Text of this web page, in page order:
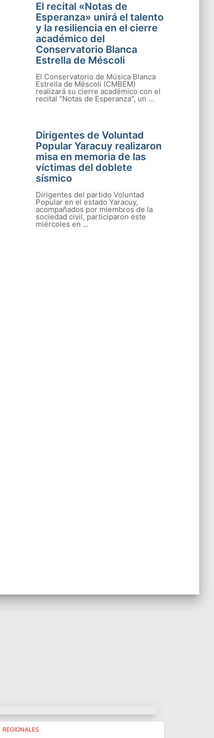
El recital «Notas de
Esperanza» unirá el talento
y la resiliencia en el cierre
académico del
Conservatorio Blanca
Estrella de Méscoli
El Conservatorio de Música Blanca
Estrella de Méscoli (CMBEM)
realizará su cierre académico con el
recital "Notas de Esperanza", un ...
Dirigentes de Voluntad
Popular Yaracuy realizaron
misa en memoria de las
víctimas del doblete
sísmico
Dirigentes del partido Voluntad
Popular en el estado Yaracuy,
acompañados por miembros de la
sociedad civil, participaron este
miércoles en ...
REGIONALES